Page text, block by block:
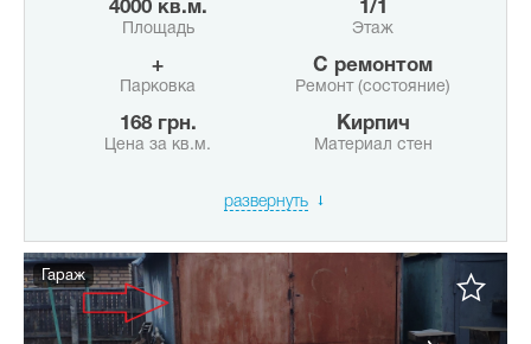
4000 кв.м.
Площадь
1/1
Этаж
+
Парковка
с ремонтом
Ремонт (состояние)
168 грн.
Цена за кв.м.
Кирпич
Материал стен
развернуть
Гараж